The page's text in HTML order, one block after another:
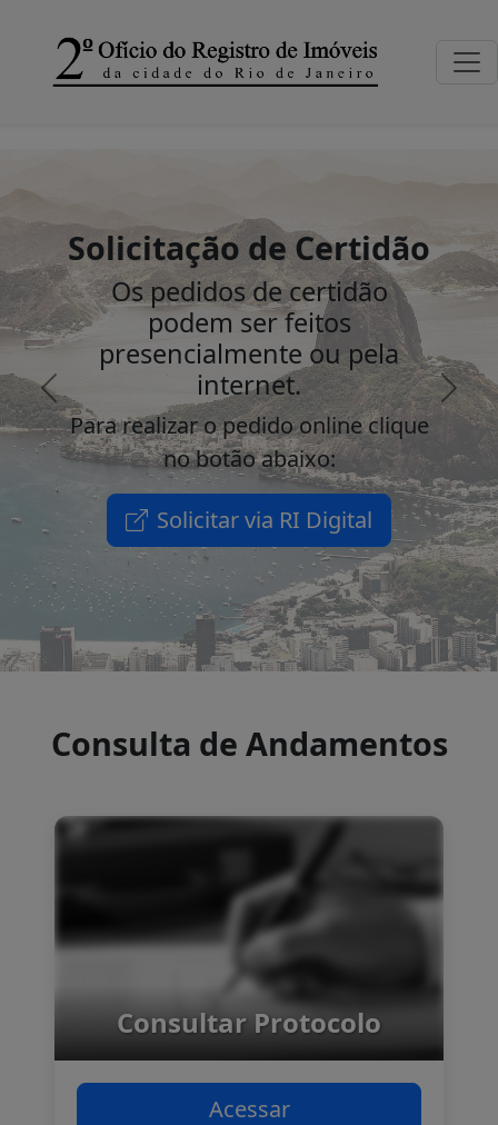
Solicitação de Certidão
Os pedidos de certidão
podem ser feitos
presencialmente ou pela
internet.
Para realizar o pedido online clique
no botão abaixo:
Solicitar via RI Digital
Anterior
Consulta de Andamentos